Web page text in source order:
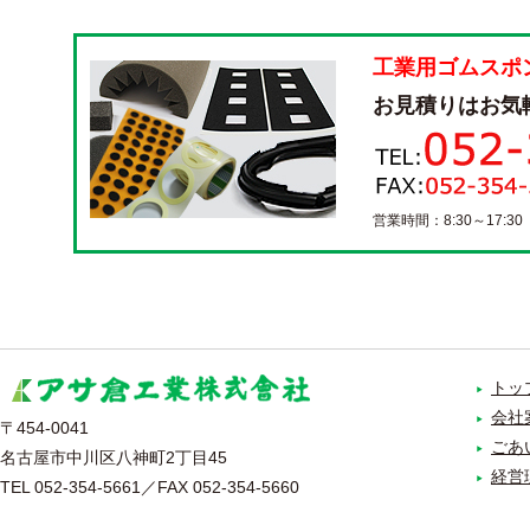
工業用ゴムスポ
お見積りはお気
営業時間：8:30～17:30
〒454-0041
名古屋市中川区八神町2丁目45
TEL 052-354-5661／FAX 052-354-5660
トッ
会社
ごあ
経営